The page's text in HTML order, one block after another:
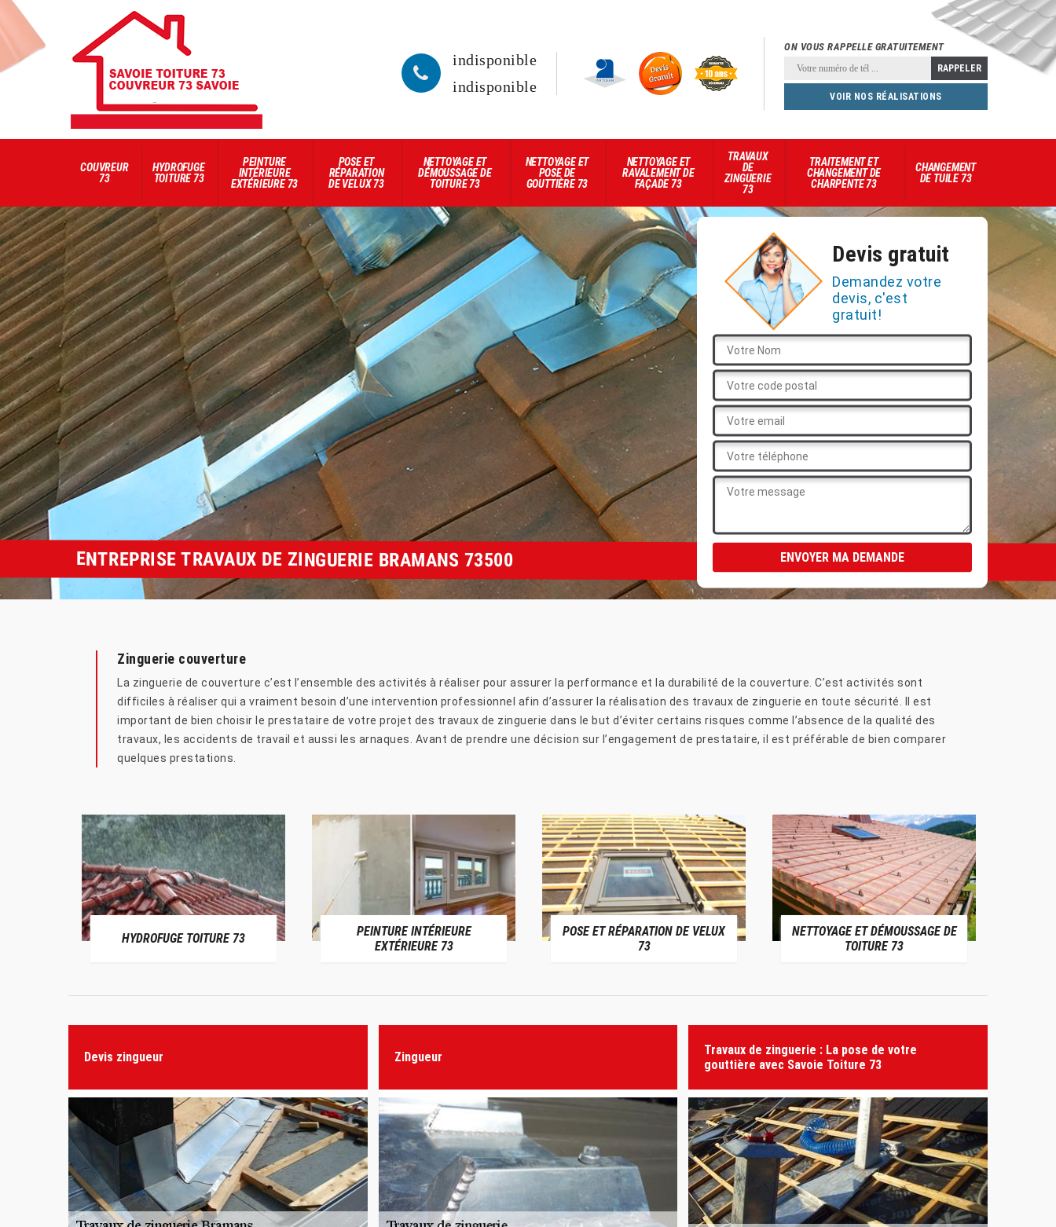
indisponible
indisponible
ON VOUS RAPPELLE GRATUITEMENT
VOIR NOS RÉALISATIONS
COUVREUR
73
HYDROFUGE
TOITURE 73
PEINTURE
INTÉRIEURE
EXTÉRIEURE 73
POSE ET
RÉPARATION
DE VELUX 73
NETTOYAGE ET
DÉMOUSSAGE DE
TOITURE 73
NETTOYAGE ET
POSE DE
GOUTTIÈRE 73
NETTOYAGE ET
RAVALEMENT DE
FAÇADE 73
TRAVAUX
DE
ZINGUERIE
73
TRAITEMENT ET
CHANGEMENT DE
CHARPENTE 73
CHANGEMENT
DE TUILE 73
Devis gratuit
Demandez votre
devis, c'est
gratuit!
ENTREPRISE TRAVAUX DE ZINGUERIE BRAMANS 73500
Zinguerie couverture
La zinguerie de couverture c’est l’ensemble des activités à réaliser pour assurer la performance et la durabilité de la couverture. C’est activités sont
difficiles à réaliser qui a vraiment besoin d’une intervention professionnel afin d’assurer la réalisation des travaux de zinguerie en toute sécurité. Il est
important de bien choisir le prestataire de votre projet des travaux de zinguerie dans le but d’éviter certains risques comme l’absence de la qualité des
travaux, les accidents de travail et aussi les arnaques. Avant de prendre une décision sur l’engagement de prestataire, il est préférable de bien comparer
quelques prestations.
HYDROFUGE TOITURE 73
PEINTURE INTÉRIEURE
EXTÉRIEURE 73
POSE ET RÉPARATION DE VELUX
73
NETTOYAGE ET DÉMOUSSAGE DE
TOITURE 73
Devis zingueur Zingueur
Travaux de zinguerie : La pose de votre
gouttière avec Savoie Toiture 73